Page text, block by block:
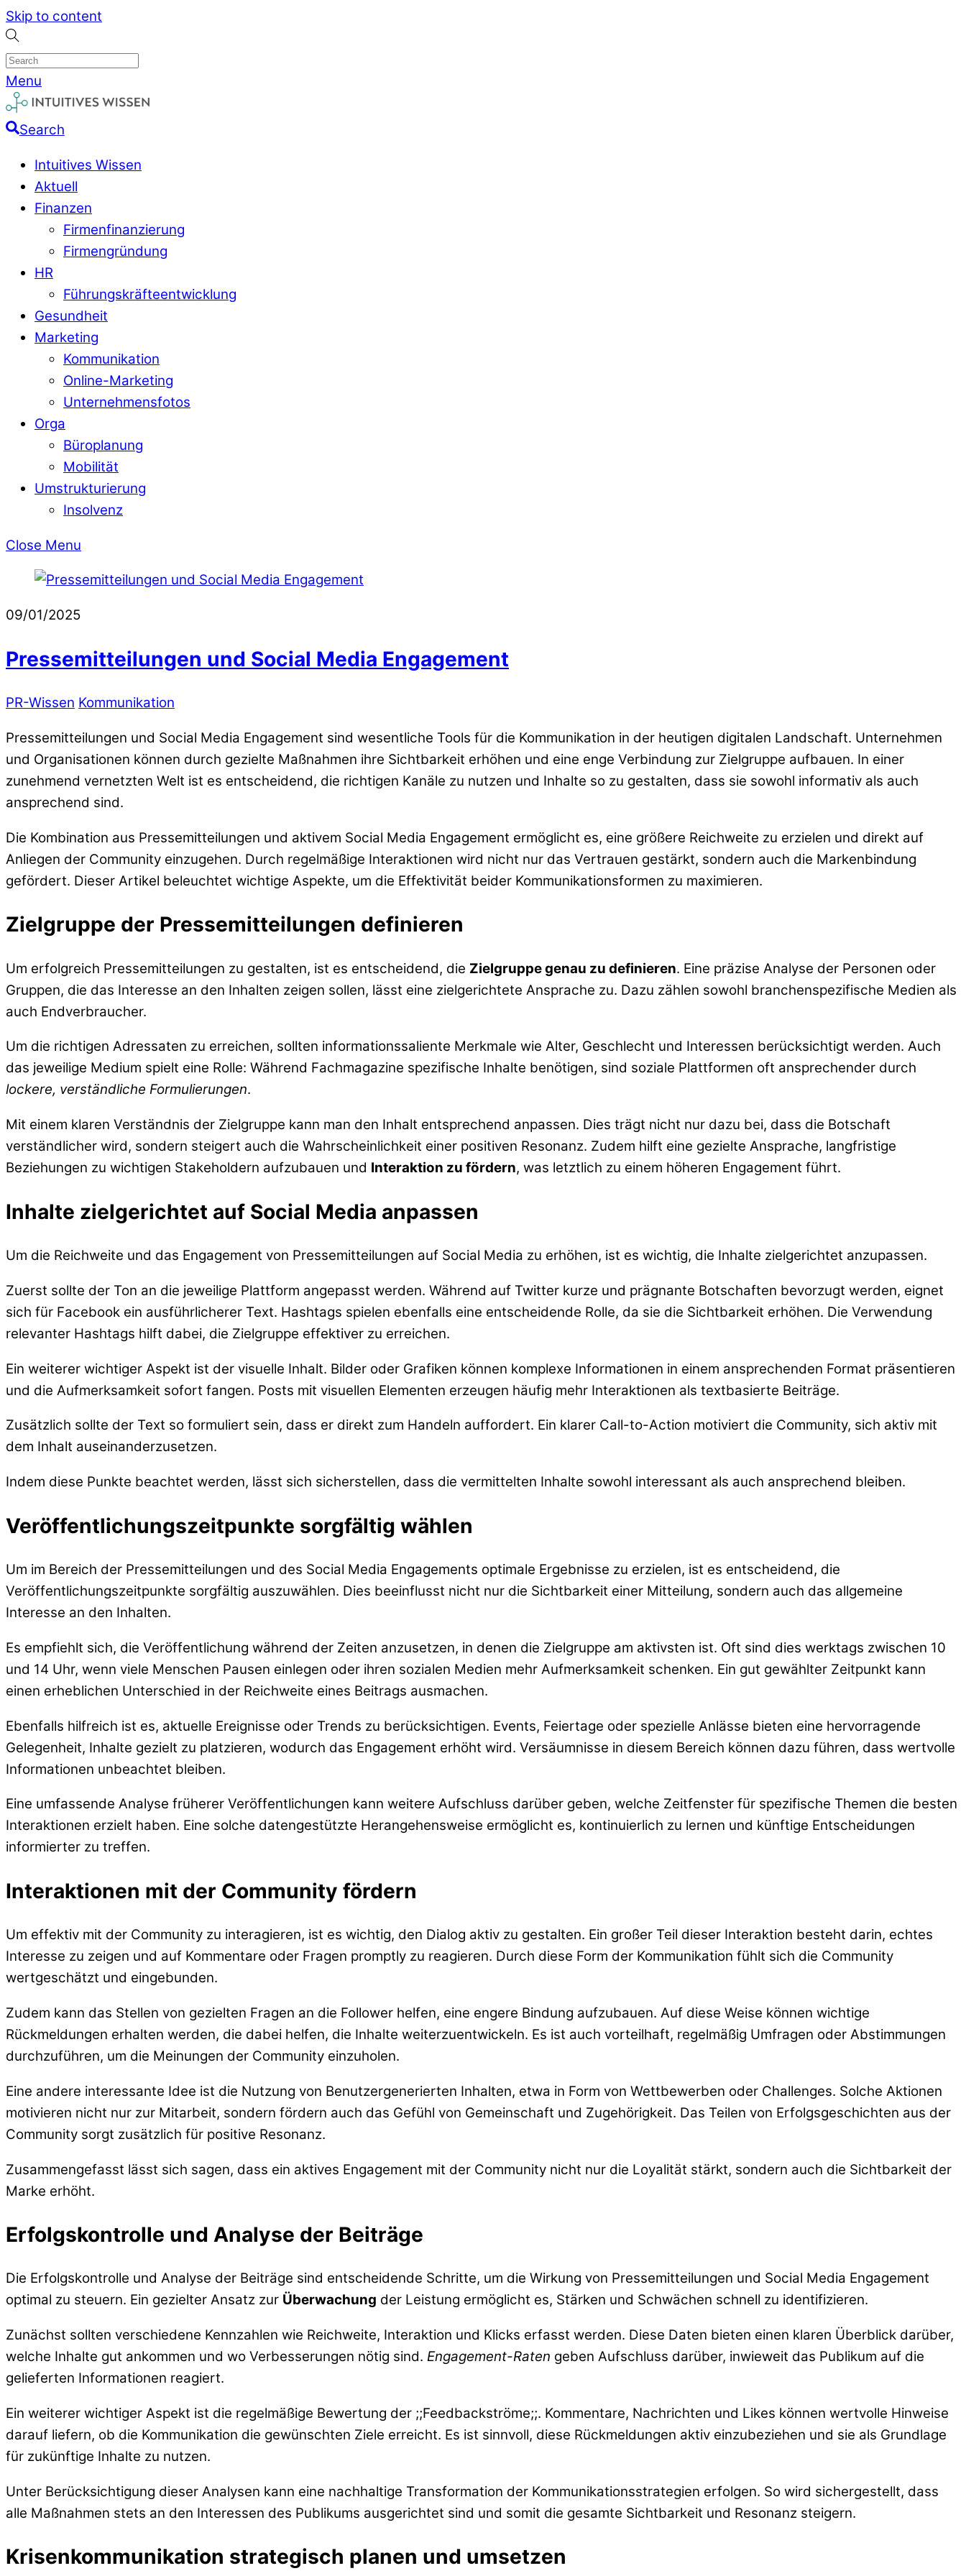
Skip to content
Menu
Search
Intuitives Wissen
Aktuell
Finanzen
Firmenfinanzierung
Firmengründung
HR
Führungskräfteentwicklung
Gesundheit
Marketing
Kommunikation
Online-Marketing
Unternehmensfotos
Orga
Büroplanung
Mobilität
Umstrukturierung
Insolvenz
Close Menu
09/01/2025
Pressemitteilungen und Social Media Engagement
PR-Wissen Kommunikation
Pressemitteilungen und Social Media Engagement sind wesentliche Tools für die Kommunikation in der heutigen digitalen Landschaft. Unternehmen
und Organisationen können durch gezielte Maßnahmen ihre Sichtbarkeit erhöhen und eine enge Verbindung zur Zielgruppe aufbauen. In einer
zunehmend vernetzten Welt ist es entscheidend, die richtigen Kanäle zu nutzen und Inhalte so zu gestalten, dass sie sowohl informativ als auch
ansprechend sind.
Die Kombination aus Pressemitteilungen und aktivem Social Media Engagement ermöglicht es, eine größere Reichweite zu erzielen und direkt auf
Anliegen der Community einzugehen. Durch regelmäßige Interaktionen wird nicht nur das Vertrauen gestärkt, sondern auch die Markenbindung
gefördert. Dieser Artikel beleuchtet wichtige Aspekte, um die Effektivität beider Kommunikationsformen zu maximieren.
Zielgruppe der Pressemitteilungen definieren
Um erfolgreich Pressemitteilungen zu gestalten, ist es entscheidend, die Zielgruppe genau zu definieren. Eine präzise Analyse der Personen oder
Gruppen, die das Interesse an den Inhalten zeigen sollen, lässt eine zielgerichtete Ansprache zu. Dazu zählen sowohl branchenspezifische Medien als
auch Endverbraucher.
Um die richtigen Adressaten zu erreichen, sollten informationssaliente Merkmale wie Alter, Geschlecht und Interessen berücksichtigt werden. Auch
das jeweilige Medium spielt eine Rolle: Während Fachmagazine spezifische Inhalte benötigen, sind soziale Plattformen oft ansprechender durch
lockere, verständliche Formulierungen.
Mit einem klaren Verständnis der Zielgruppe kann man den Inhalt entsprechend anpassen. Dies trägt nicht nur dazu bei, dass die Botschaft
verständlicher wird, sondern steigert auch die Wahrscheinlichkeit einer positiven Resonanz. Zudem hilft eine gezielte Ansprache, langfristige
Beziehungen zu wichtigen Stakeholdern aufzubauen und Interaktion zu fördern, was letztlich zu einem höheren Engagement führt.
Inhalte zielgerichtet auf Social Media anpassen
Um die Reichweite und das Engagement von Pressemitteilungen auf Social Media zu erhöhen, ist es wichtig, die Inhalte zielgerichtet anzupassen.
Zuerst sollte der Ton an die jeweilige Plattform angepasst werden. Während auf Twitter kurze und prägnante Botschaften bevorzugt werden, eignet
sich für Facebook ein ausführlicherer Text. Hashtags spielen ebenfalls eine entscheidende Rolle, da sie die Sichtbarkeit erhöhen. Die Verwendung
relevanter Hashtags hilft dabei, die Zielgruppe effektiver zu erreichen.
Ein weiterer wichtiger Aspekt ist der visuelle Inhalt. Bilder oder Grafiken können komplexe Informationen in einem ansprechenden Format präsentieren
und die Aufmerksamkeit sofort fangen. Posts mit visuellen Elementen erzeugen häufig mehr Interaktionen als textbasierte Beiträge.
Zusätzlich sollte der Text so formuliert sein, dass er direkt zum Handeln auffordert. Ein klarer Call-to-Action motiviert die Community, sich aktiv mit
dem Inhalt auseinanderzusetzen.
Indem diese Punkte beachtet werden, lässt sich sicherstellen, dass die vermittelten Inhalte sowohl interessant als auch ansprechend bleiben.
Veröffentlichungszeitpunkte sorgfältig wählen
Um im Bereich der Pressemitteilungen und des Social Media Engagements optimale Ergebnisse zu erzielen, ist es entscheidend, die
Veröffentlichungszeitpunkte sorgfältig auszuwählen. Dies beeinflusst nicht nur die Sichtbarkeit einer Mitteilung, sondern auch das allgemeine
Interesse an den Inhalten.
Es empfiehlt sich, die Veröffentlichung während der Zeiten anzusetzen, in denen die Zielgruppe am aktivsten ist. Oft sind dies werktags zwischen 10
und 14 Uhr, wenn viele Menschen Pausen einlegen oder ihren sozialen Medien mehr Aufmerksamkeit schenken. Ein gut gewählter Zeitpunkt kann
einen erheblichen Unterschied in der Reichweite eines Beitrags ausmachen.
Ebenfalls hilfreich ist es, aktuelle Ereignisse oder Trends zu berücksichtigen. Events, Feiertage oder spezielle Anlässe bieten eine hervorragende
Gelegenheit, Inhalte gezielt zu platzieren, wodurch das Engagement erhöht wird. Versäumnisse in diesem Bereich können dazu führen, dass wertvolle
Informationen unbeachtet bleiben.
Eine umfassende Analyse früherer Veröffentlichungen kann weitere Aufschluss darüber geben, welche Zeitfenster für spezifische Themen die besten
Interaktionen erzielt haben. Eine solche datengestützte Herangehensweise ermöglicht es, kontinuierlich zu lernen und künftige Entscheidungen
informierter zu treffen.
Interaktionen mit der Community fördern
Um effektiv mit der Community zu interagieren, ist es wichtig, den Dialog aktiv zu gestalten. Ein großer Teil dieser Interaktion besteht darin, echtes
Interesse zu zeigen und auf Kommentare oder Fragen promptly zu reagieren. Durch diese Form der Kommunikation fühlt sich die Community
wertgeschätzt und eingebunden.
Zudem kann das Stellen von gezielten Fragen an die Follower helfen, eine engere Bindung aufzubauen. Auf diese Weise können wichtige
Rückmeldungen erhalten werden, die dabei helfen, die Inhalte weiterzuentwickeln. Es ist auch vorteilhaft, regelmäßig Umfragen oder Abstimmungen
durchzuführen, um die Meinungen der Community einzuholen.
Eine andere interessante Idee ist die Nutzung von Benutzergenerierten Inhalten, etwa in Form von Wettbewerben oder Challenges. Solche Aktionen
motivieren nicht nur zur Mitarbeit, sondern fördern auch das Gefühl von Gemeinschaft und Zugehörigkeit. Das Teilen von Erfolgsgeschichten aus der
Community sorgt zusätzlich für positive Resonanz.
Zusammengefasst lässt sich sagen, dass ein aktives Engagement mit der Community nicht nur die Loyalität stärkt, sondern auch die Sichtbarkeit der
Marke erhöht.
Erfolgskontrolle und Analyse der Beiträge
Die Erfolgskontrolle und Analyse der Beiträge sind entscheidende Schritte, um die Wirkung von Pressemitteilungen und Social Media Engagement
optimal zu steuern. Ein gezielter Ansatz zur Überwachung der Leistung ermöglicht es, Stärken und Schwächen schnell zu identifizieren.
Zunächst sollten verschiedene Kennzahlen wie Reichweite, Interaktion und Klicks erfasst werden. Diese Daten bieten einen klaren Überblick darüber,
welche Inhalte gut ankommen und wo Verbesserungen nötig sind. Engagement-Raten geben Aufschluss darüber, inwieweit das Publikum auf die
gelieferten Informationen reagiert.
Ein weiterer wichtiger Aspekt ist die regelmäßige Bewertung der ;;Feedbackströme;;. Kommentare, Nachrichten und Likes können wertvolle Hinweise
darauf liefern, ob die Kommunikation die gewünschten Ziele erreicht. Es ist sinnvoll, diese Rückmeldungen aktiv einzubeziehen und sie als Grundlage
für zukünftige Inhalte zu nutzen.
Unter Berücksichtigung dieser Analysen kann eine nachhaltige Transformation der Kommunikationsstrategien erfolgen. So wird sichergestellt, dass
alle Maßnahmen stets an den Interessen des Publikums ausgerichtet sind und somit die gesamte Sichtbarkeit und Resonanz steigern.
Krisenkommunikation strategisch planen und umsetzen